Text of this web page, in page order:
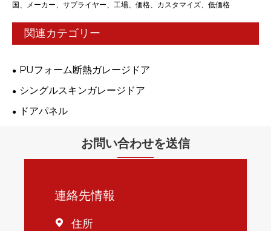
国、メーカー、サプライヤー、工場、価格、カスタマイズ、低価格
関連カテゴリー
PUフォーム断熱ガレージドア
シングルスキンガレージドア
ドアパネル
お問い合わせを送信
連絡先情報
 住所